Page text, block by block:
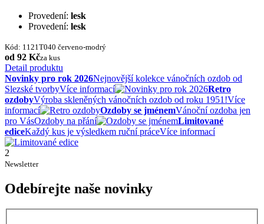
Provedení: lesk
Provedení: lesk
Kód: 1121T040 červeno-modrý
od 92 Kčza kus
Detail produktu
Novinky pro rok 2026Nejnovější kolekce vánočních ozdob od
Slezské tvorbyVíce informací
Retro
ozdobyVýroba skleněných vánočních ozdob od roku 1951!Více
informací
Ozdoby se jménemVánoční ozdoba jen
pro VásOzdoby na přání
Limitované
ediceKaždý kus je výsledkem ruční práceVíce informací
2
Newsletter
Odebírejte naše novinky